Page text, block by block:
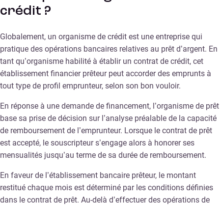
crédit ?
Globalement, un organisme de crédit est une entreprise qui
pratique des opérations bancaires relatives au prêt d’argent. En
tant qu’organisme habilité à établir un contrat de crédit, cet
établissement financier prêteur peut accorder des emprunts à
tout type de profil emprunteur, selon son bon vouloir.
En réponse à une demande de financement, l’organisme de prêt
base sa prise de décision sur l’analyse préalable de la capacité
de remboursement de l’emprunteur. Lorsque le contrat de prêt
est accepté, le souscripteur s’engage alors à honorer ses
mensualités jusqu’au terme de sa durée de remboursement.
En faveur de l’établissement bancaire prêteur, le montant
restitué chaque mois est déterminé par les conditions définies
dans le contrat de prêt. Au-delà d’effectuer des opérations de